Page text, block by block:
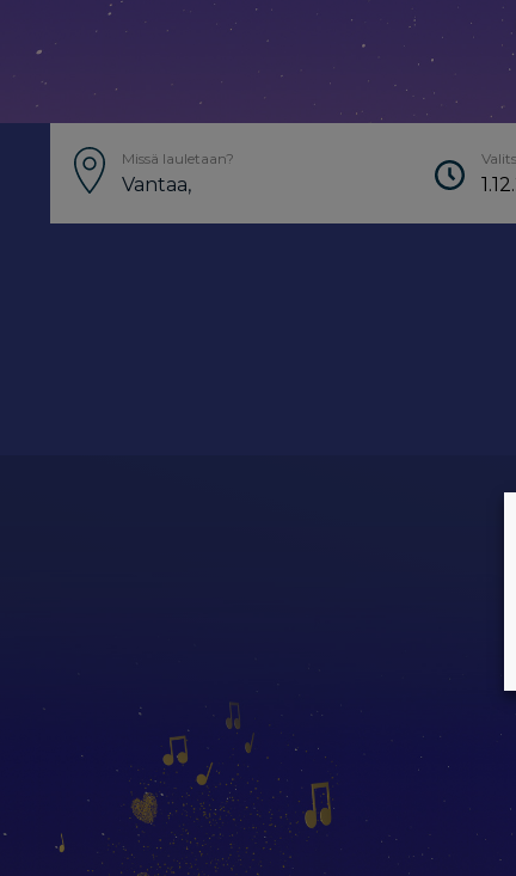
Missä lauletaan?